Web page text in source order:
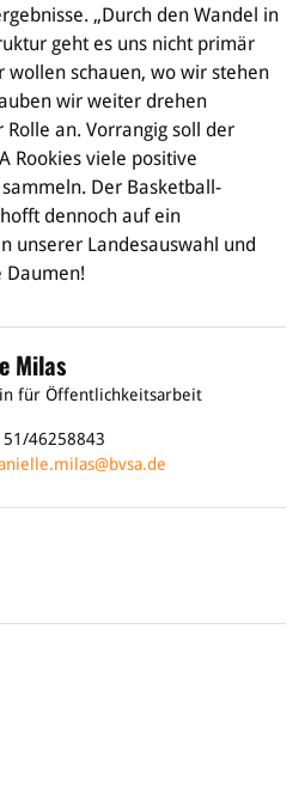
„Durch den Wandel in
geht es uns nicht primär
wollen schauen, wo wir stehen
wir weiter drehen
an. Vorrangig soll der
Rookies viele positive
Der Basketball-
dennoch auf ein
unserer Landesauswahl und
Daumen!
Milas
für Öffentlichkeitsarbeit
46258843